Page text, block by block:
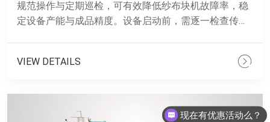
规范操作与定期巡检，可有效降低纱布块机故障率，稳
定设备产能与成品精度。设备启动前，需逐一检查传动
VIEW DETAILS
现在有优惠活动么？